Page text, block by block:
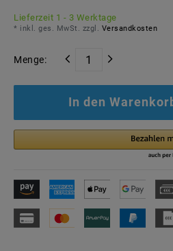
Lieferzeit 1 - 3 Werktage
* inkl. ges. MwSt. zzgl. Versandkosten
Menge:
In den